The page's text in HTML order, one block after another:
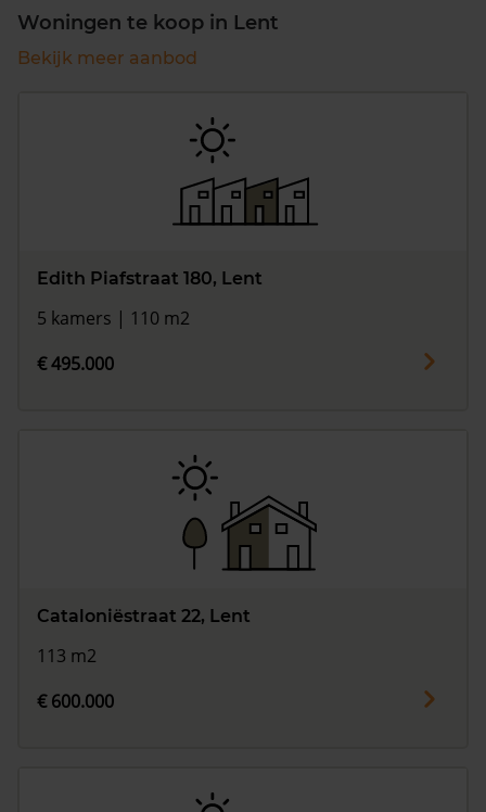
Woningen te koop in Lent
Bekijk meer aanbod
Edith Piafstraat 180, Lent
5 kamers | 110 m2
€ 495.000
Cataloniëstraat 22, Lent
113 m2
€ 600.000